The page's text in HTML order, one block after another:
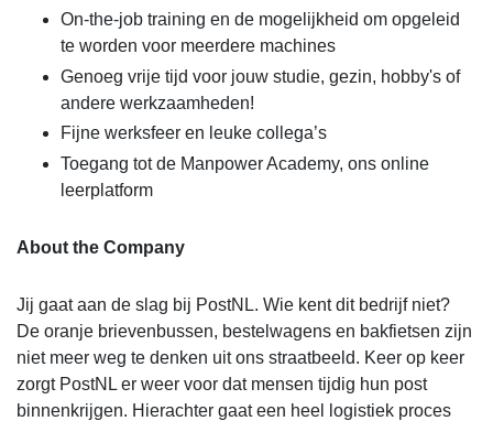
On-the-job training en de mogelijkheid om opgeleid
te worden voor meerdere machines
Genoeg vrije tijd voor jouw studie, gezin, hobby's of
andere werkzaamheden!
Fijne werksfeer en leuke collega’s
Toegang tot de Manpower Academy, ons online
leerplatform
About the Company
Jij gaat aan de slag bij PostNL. Wie kent dit bedrijf niet?
De oranje brievenbussen, bestelwagens en bakfietsen zijn
niet meer weg te denken uit ons straatbeeld. Keer op keer
zorgt PostNL er weer voor dat mensen tijdig hun post
binnenkrijgen. Hierachter gaat een heel logistiek proces